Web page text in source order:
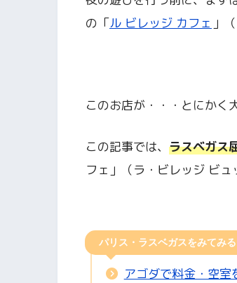
の「ル ビレッジ カフェ 」
このお店が・・・とにかく
この記事では、 ラスベガス
フェ」（ラ・ビレッジ ビュ
パリス・ラスベガスをみてみる
アゴダで料金・空室